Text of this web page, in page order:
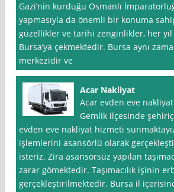
Gazi’nin kurduğu Osmanlı
yapmasıyla da önemli bir konuma
güzellikler ve tarihi zenginlikler, her
Bursa’ya çekmektedir. Bursa aynı
merkezidir ve
Acar Nakliyat
Acar evden eve
Gemlik ilçesinde
evden eve nakliyat hizmeti
işlemlerini asansörlü olarak
isteriz. Zira asansörsüz yapılan
zarar gömektedir. Taşımacılık işinin
gerçekleştirilmektedir. Bursa il